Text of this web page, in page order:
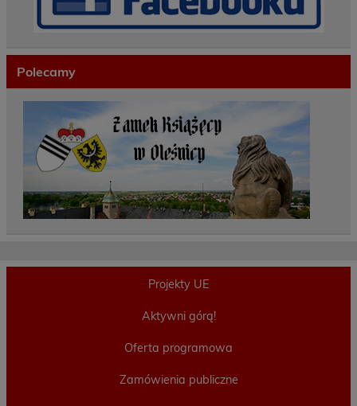
Polecamy
Projekty UE
Aktywni górą!
Oferta programowa
Zamówienia publiczne